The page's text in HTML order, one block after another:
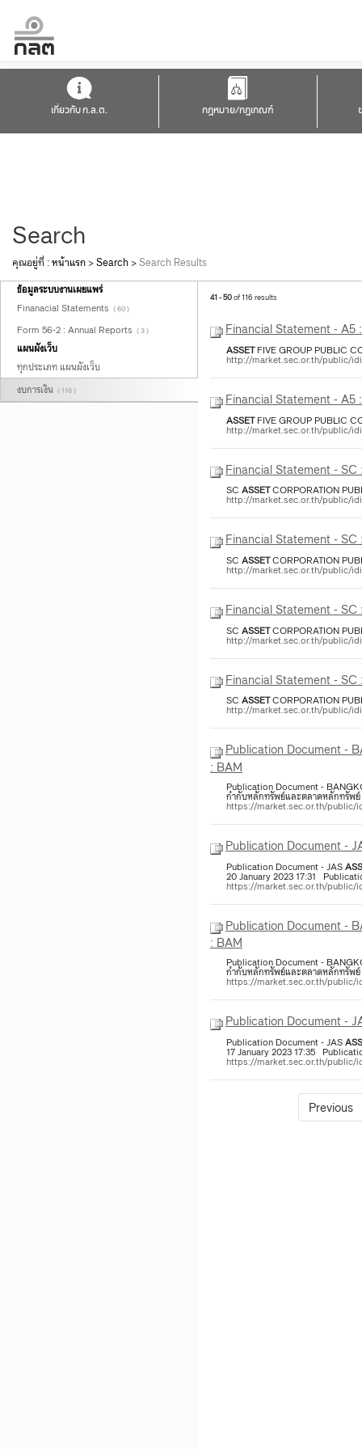
เกี่ยวกับ ก.ล.ต. กฎหมาย/กฎเกณฑ์
Search
คุณอยู่ที่ :หน้าแรก >Search >Search Results
ข้อมูลระบบงานเผยแพร่
Finanacial Statements ( 60 )
Form 56-2 : Annual Reports ( 3 )
แผนผังเว็บ
ทุกประเภท แผนผังเว็บ
งบการเงิน ( 116 )
41 - 50of 116 results
Financial Statement - A5
ASSETFIVE GROUP PUBLIC
http://market.sec.or.th/public/
Financial Statement - A5
ASSETFIVE GROUP PUBLIC
http://market.sec.or.th/public/
Financial Statement -
SC ASSETCORPORATION
http://market.sec.or.th/public/
Financial Statement -
SC ASSETCORPORATION
http://market.sec.or.th/public/
Financial Statement -
SC ASSETCORPORATION
http://market.sec.or.th/public/
Financial Statement -
SC ASSETCORPORATION
http://market.sec.or.th/public/
Publication Document -
: BAM
Publication Document -
กำกับหลักทรัพย์และตลาดหลักทรัพย์
https://market.sec.or.th/public/
Publication Document -
Publication Document - JAS
20 January 2023 17:31
https://market.sec.or.th/public/
Publication Document -
: BAM
Publication Document -
กำกับหลักทรัพย์และตลาดหลักทรัพย์
https://market.sec.or.th/public/
Publication Document -
Publication Document - JAS
17 January 2023 17:35
https://market.sec.or.th/public/
Previous